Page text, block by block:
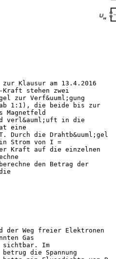
zur Klausur am 13.4.2016
Kraft stehen zwei
zur Verf&uuml;gung
1:1), die beide bis zur
verl&auml;uft in die
eine
Durch die Drahtb&uuml;gel
Strom von I =
Kraft auf die einzelnen
den Betrag der
der Weg freier Elektronen
Gas
sichtbar. Im
die Spannung